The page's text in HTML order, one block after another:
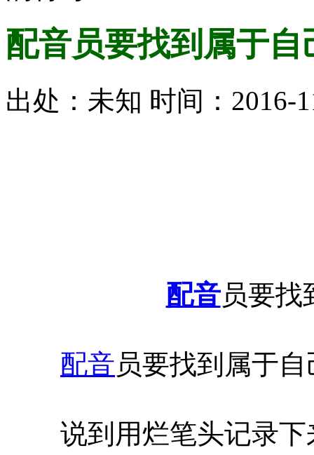
配音员要找到属于自
出处：未知 时间：2016-
配音员要找
配音员要找到属于
说到用烂笔头记录下